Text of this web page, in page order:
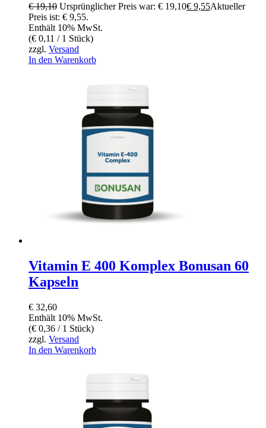
€19,10 Ursprünglicher Preis war: € 19,10€ 9,55Aktueller
Preis ist: € 9,55.
Enthält 10% MwSt.
(€ 0,11 / 1 Stück)
zzgl. Versand
In den Warenkorb
Vitamin E 400 Komplex Bonusan 60
Kapseln
€ 32,60
Enthält 10% MwSt.
(€ 0,36 / 1 Stück)
zzgl. Versand
In den Warenkorb